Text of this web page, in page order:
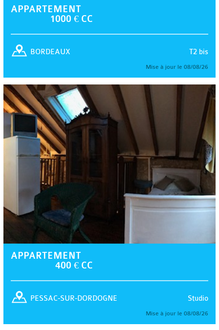
APPARTEMENT
1000 € CC
T2 bis
BORDEAUX
Mise à jour le 08/08/26
APPARTEMENT
400 € CC
Studio
PESSAC-SUR-DORDOGNE
Mise à jour le 08/08/26